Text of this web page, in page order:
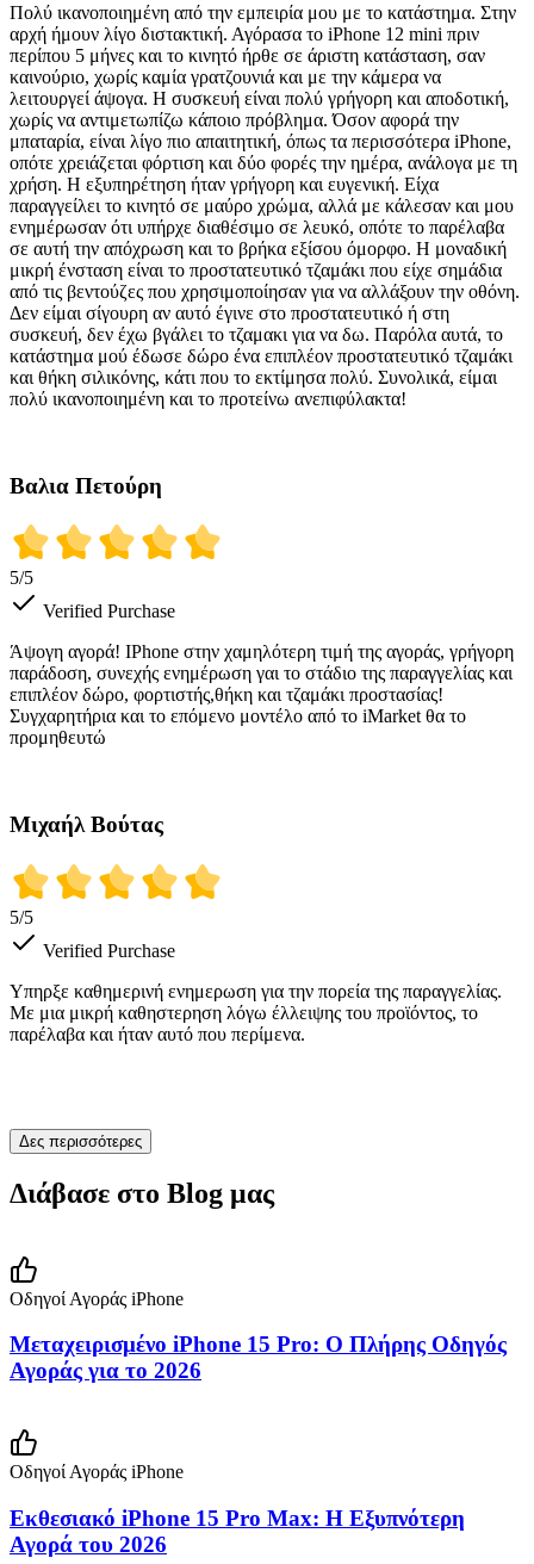
Πολύ ικανοποιημένη από την εμπειρία μου με το κατάστημα. Στην
αρχή ήμουν λίγο διστακτική. Αγόρασα το iPhone 12 mini πριν
περίπου 5 μήνες και το κινητό ήρθε σε άριστη κατάσταση, σαν
καινούριο, χωρίς καμία γρατζουνιά και με την κάμερα να
λειτουργεί άψογα. Η συσκευή είναι πολύ γρήγορη και αποδοτική,
χωρίς να αντιμετωπίζω κάποιο πρόβλημα. Όσον αφορά την
μπαταρία, είναι λίγο πιο απαιτητική, όπως τα περισσότερα iPhone,
οπότε χρειάζεται φόρτιση και δύο φορές την ημέρα, ανάλογα με τη
χρήση. Η εξυπηρέτηση ήταν γρήγορη και ευγενική. Είχα
παραγγείλει το κινητό σε μαύρο χρώμα, αλλά με κάλεσαν και μου
ενημέρωσαν ότι υπήρχε διαθέσιμο σε λευκό, οπότε το παρέλαβα
σε αυτή την απόχρωση και το βρήκα εξίσου όμορφο. Η μοναδική
μικρή ένσταση είναι το προστατευτικό τζαμάκι που είχε σημάδια
από τις βεντούζες που χρησιμοποίησαν για να αλλάξουν την οθόνη.
Δεν είμαι σίγουρη αν αυτό έγινε στο προστατευτικό ή στη
συσκευή, δεν έχω βγάλει το τζαμακι για να δω. Παρόλα αυτά, το
κατάστημα μού έδωσε δώρο ένα επιπλέον προστατευτικό τζαμάκι
και θήκη σιλικόνης, κάτι που το εκτίμησα πολύ. Συνολικά, είμαι
πολύ ικανοποιημένη και το προτείνω ανεπιφύλακτα!
Βαλια Πετούρη
5/5
Verified Purchase
Άψογη αγορά! IPhone στην χαμηλότερη τιμή της αγοράς, γρήγορη
παράδοση, συνεχής ενημέρωση γαι το στάδιο της παραγγελίας και
επιπλέον δώρο, φορτιστής,θήκη και τζαμάκι προστασίας!
Συγχαρητήρια και το επόμενο μοντέλο από το iMarket θα το
προμηθευτώ
Μιχαήλ Βούτας
5/5
Verified Purchase
Υπηρξε καθημερινή ενημερωση για την πορεία της παραγγελίας.
Με μια μικρή καθηστερηση λόγω έλλειψης του προϊόντος, το
παρέλαβα και ήταν αυτό που περίμενα.
Δες περισσότερες
Διάβασε στο Blog μας
Οδηγοί Αγοράς iPhone
Μεταχειρισμένο iPhone 15 Pro: Ο Πλήρης Οδηγός
Αγοράς για το 2026
Οδηγοί Αγοράς iPhone
Εκθεσιακό iPhone 15 Pro Max: Η Εξυπνότερη
Αγορά του 2026